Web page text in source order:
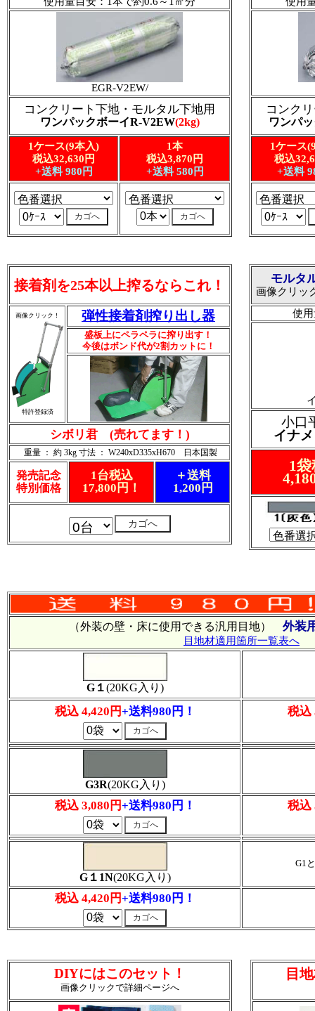
コンク
ワンパ
1ケース
税込
+送料
EGR-V2EW/
コンクリート下地・モルタル下地用
ワンパックボーイR-V2EW(2kg)
1ケース(9本入)
税込32,630円
+送料 980円
1本
税込3,870円
+送料 580円
（外装の壁・床に使用できる汎用目地） 外装
目地材適用箇所一覧表へ
G１(20KG入り)
税込 4,420円+送料980円！ 税込
G3R(20KG入り)
税込 3,080円+送料980円！ 税込
G１1N(20KG入り)
G1
税込 4,420円+送料980円！
接着剤を25本以上搾るならこれ！
画像クリック！
特許登録済
弾性接着剤搾り出し器
盛板上にペラペラに搾り出す！
今後はボンド代が2割カットに！
シボリ君 (売れてます！)
重量 ： 約 3kg 寸法 ： W240xD335xH670 日本国製
発売記念
特別価格
1台税込
17,800円！
＋送料
1,200円
モルタ
画像クリッ
使
小口
イナ
1
目
DIYにはこのセット！
画像クリックで詳細ページへ